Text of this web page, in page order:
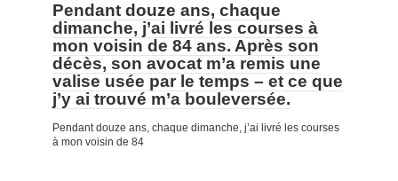
Pendant douze ans, chaque
dimanche, j’ai livré les courses à
mon voisin de 84 ans. Après son
décès, son avocat m’a remis une
valise usée par le temps – et ce que
j’y ai trouvé m’a bouleversée.
Pendant douze ans, chaque dimanche, j’ai livré les courses
à mon voisin de 84